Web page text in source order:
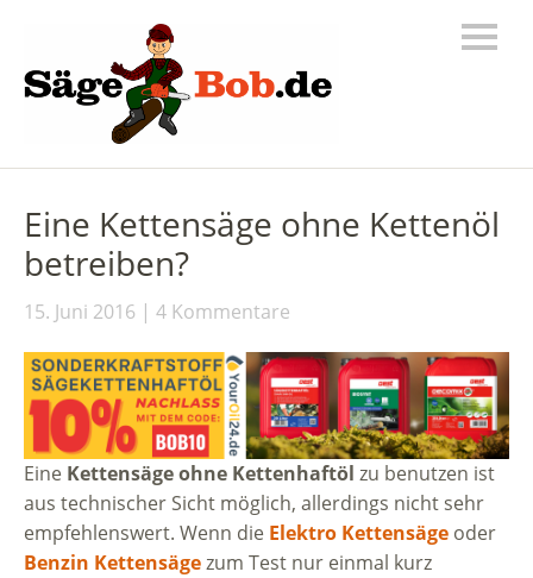
Eine Kettensäge ohne Kettenöl
betreiben?
15. Juni 2016 4 Kommentare
Eine Kettensäge ohne Kettenhaftöl zu benutzen ist
aus technischer Sicht möglich, allerdings nicht sehr
empfehlenswert. Wenn die Elektro Kettensäge oder
Benzin Kettensägezum Test nur einmal kurz